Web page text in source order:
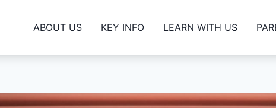
ABOUT US KEY INFO LEARN WITH US